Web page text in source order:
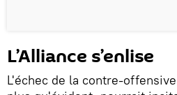
L’Alliance s’enlise
L'échec de la contre-